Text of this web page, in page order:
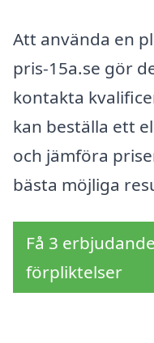
Att använda en
pris-15a.se gör
kontakta
kan beställa ett
och jämföra
bästa möjliga
Få 3
förpliktelser